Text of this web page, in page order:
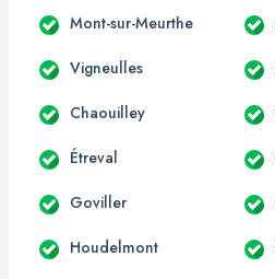
Mont-sur-Meurthe
Vigneulles
Chaouilley
Étreval
Goviller
Houdelmont